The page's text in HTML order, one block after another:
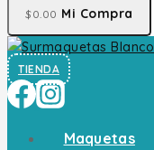
$0 .00 Mi Compra
TIENDA
Maquetas